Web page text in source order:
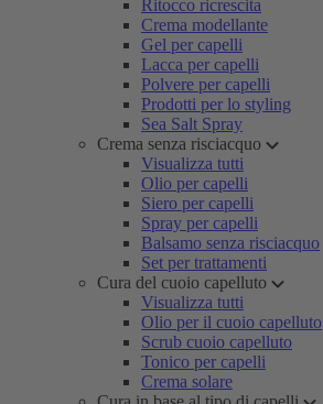
Ritocco ricrescita
Crema modellante
Gel per capelli
Lacca per capelli
Polvere per capelli
Prodotti per lo styling
Sea Salt Spray
Crema senza risciacquo
Visualizza tutti
Olio per capelli
Siero per capelli
Spray per capelli
Balsamo senza risciacquo
Set per trattamenti
Cura del cuoio capelluto
Visualizza tutti
Olio per il cuoio capelluto
Scrub cuoio capelluto
Tonico per capelli
Crema solare